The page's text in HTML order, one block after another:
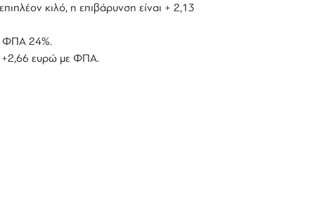
κιλό, η επιβάρυνση είναι + 2,13
ΦΠΑ 24%.
+2,66 ευρώ με ΦΠΑ.